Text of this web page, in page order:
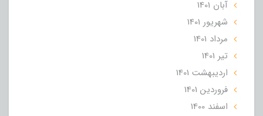
آبان 1401
شهریور 1401
مرداد 1401
تير 1401
ارديبهشت 1401
فروردین 1401
اسفند 1400